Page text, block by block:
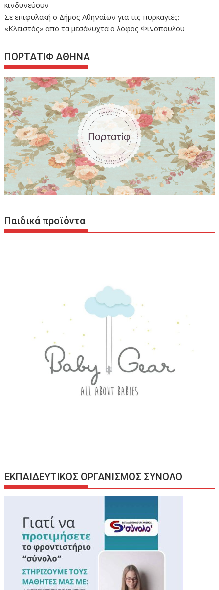
κινδυνεύουν
Σε επιφυλακή ο Δήμος Αθηναίων για τις πυρκαγιές:
«Κλειστός» από τα μεσάνυχτα ο λόφος Φινόπουλου
ΠΟΡΤΑΤΙΦ ΑΘΗΝΑ
Παιδικά προϊόντα
ΕΚΠΑΙΔΕΥΤΙΚΟΣ ΟΡΓΑΝΙΣΜΟΣ ΣΥΝΟΛΟ